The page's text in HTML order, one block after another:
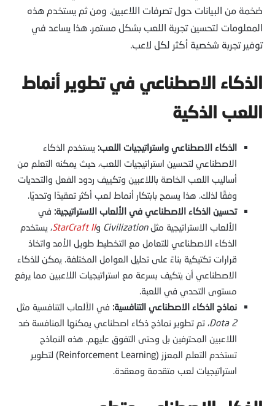
ضخمة من البيانات حول تصرفات اللاعبين. ومن ثم يستخدم هذه
المعلومات لتحسين تجربة اللعب بشكل مستمر. هذا يساعد في
توفير تجربة شخصية أكثر لكل لاعب.
الذكاء الاصطناعي في تطوير أنماط
اللعب الذكية
الذكاء الاصطناعي واستراتيجيات اللعب: يستخدم الذكاء
الاصطناعي لتحسين استراتيجيات اللعب، حيث يمكنه التعلم من
أساليب اللعب الخاصة باللاعبين وتكييف ردود الفعل والتحديات
وفقًا لذلك. هذا يسمح بابتكار أنماط لعب أكثر تعقيدًا وتحديًا.
تحسين الذكاء الاصطناعي في الألعاب الاستراتيجية: في
الألعاب الاستراتيجية مثلCivilization وStarCraft II، يستخدم
الذكاء الاصطناعي للتعامل مع التخطيط طويل الأمد واتخاذ
قرارات تكتيكية بناءً على تحليل العوامل المختلفة. يمكن للذكاء
الاصطناعي أن يتكيف بسرعة مع استراتيجيات اللاعبين مما يرفع
مستوى التحدي في اللعبة.
نماذج الذكاء الاصطناعي التنافسية: في الألعاب التنافسية مثل
Dota 2، تم تطوير نماذج ذكاء اصطناعي يمكنها المنافسة ضد
اللاعبين المحترفين بل وحتى التفوق عليهم. هذه النماذج
تستخدم التعلم المعزز (Reinforcement Learning) لتطوير
استراتيجيات لعب متقدمة ومعقدة.